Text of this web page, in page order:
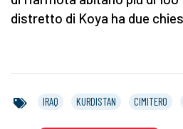
distretto di Koya ha due
IRAQ KURDISTAN CIMITERO